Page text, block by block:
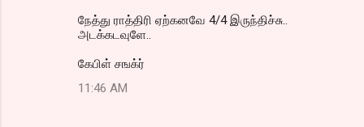
நேத்து ராத்திரி ஏற்கனவே 4/4 இருந்திச்சு..
அடக்கடவுளே..
கேபிள் சஙக்ர்
11:46 AM